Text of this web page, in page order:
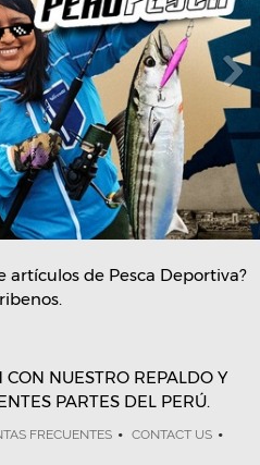
artículos de Pesca Deportiva?
NUESTRO REPALDO Y
PARTES DEL PERÚ.
FRECUENTES CONTACT US